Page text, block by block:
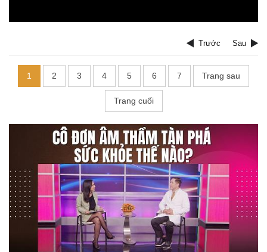
Trước Sau
1 2 3 4 5 6 7 Trang sau
Trang cuối